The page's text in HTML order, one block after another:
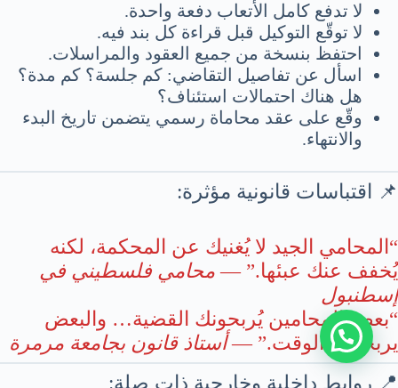
لا تدفع كامل الأتعاب دفعة واحدة.
لا توقّع التوكيل قبل قراءة كل بند فيه.
احتفظ بنسخة من جميع العقود والمراسلات.
اسأل عن تفاصيل التقاضي: كم جلسة؟ كم مدة؟
هل هناك احتمالات استئناف؟
وقّع على عقد محاماة رسمي يتضمن تاريخ البدء
والانتهاء.
📌 اقتباسات قانونية مؤثرة:
“المحامي الجيد لا يُغنيك عن المحكمة، لكنه
يُخفف عنك عبئها.” — محامي فلسطيني في
إسطنبول
“بعض المحامين يُربحونك القضية… والبعض
يربحونك الوقت.” —أستاذ قانون بجامعة مرمرة
📍 روابط داخلية وخارجية ذات صلة: